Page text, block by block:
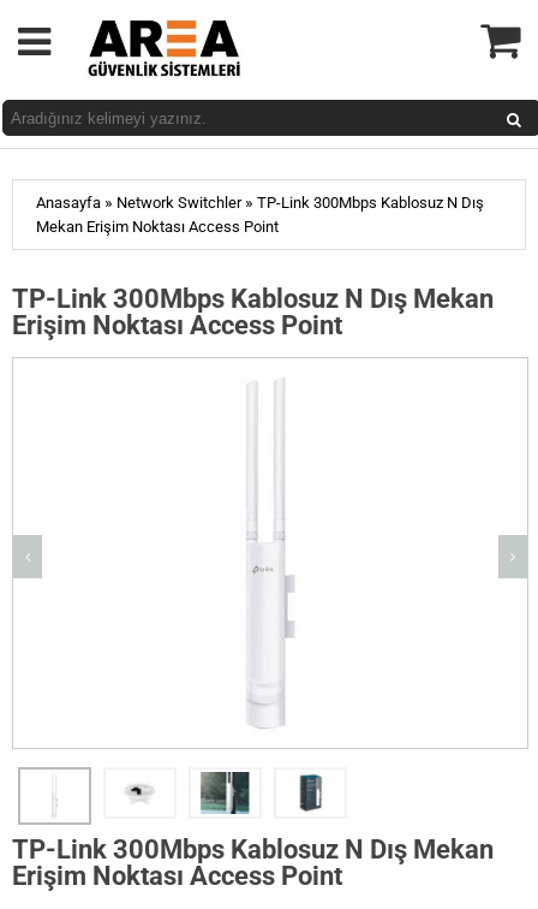
Anasayfa » Network Switchler » TP-Link 300Mbps Kablosuz N Dış
Mekan Erişim Noktası Access Point
TP-Link 300Mbps Kablosuz N Dış Mekan
Erişim Noktası Access Point
TP-Link 300Mbps Kablosuz N Dış Mekan
Erişim Noktası Access Point